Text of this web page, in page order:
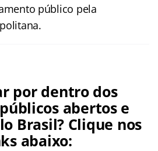
público pela
por dentro dos
abertos e
Brasil? Clique nos
abaixo: